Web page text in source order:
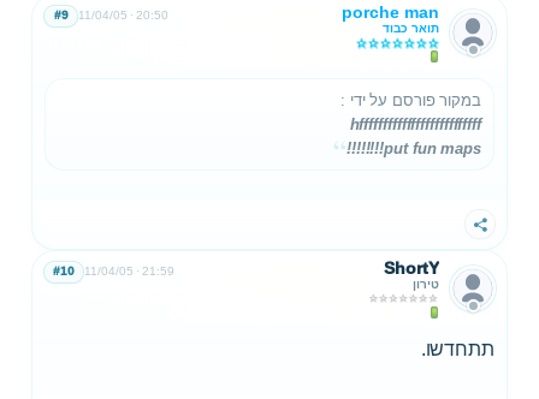
porche man
תואר כבוד
11/04/05 20:50
#9
במקור פורסם על ידי :
hffffffffffffffffffffffffff
put fun maps!!!!!!!!
שתף
ShortY
טירון
11/04/05 21:59
#10
תתחדשו.